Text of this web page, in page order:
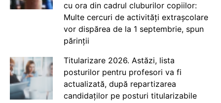
cu ora din cadrul cluburilor copiilor:
Multe cercuri de activități extrașcolare
vor dispărea de la 1 septembrie, spun
părinții
Titularizare 2026. Astăzi, lista
posturilor pentru profesori va fi
actualizată, după repartizarea
candidaților pe posturi titularizabile